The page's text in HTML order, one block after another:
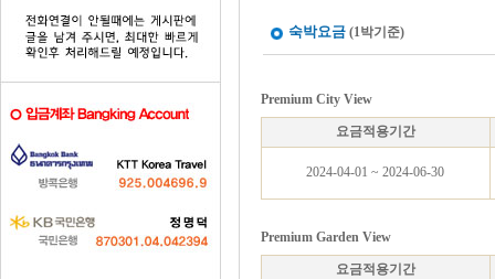
숙박요금 (1박기준)
Premium City View
요금적용기간
2024-04-01 ~ 2024-06-30
Premium Garden View
요금적용기간